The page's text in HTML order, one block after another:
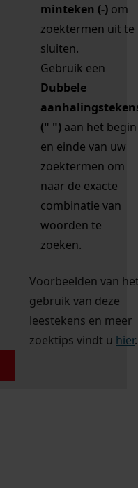
minteken (-) om
zoektermen uit te
sluiten.
Gebruik een
Dubbele
(" ") aan het begin
en einde van uw
zoektermen om
naar de exacte
combinatie van
woorden te
zoeken.
Voorbeelden van
gebruik van deze
leestekens en meer
zoektips vindt u hier.